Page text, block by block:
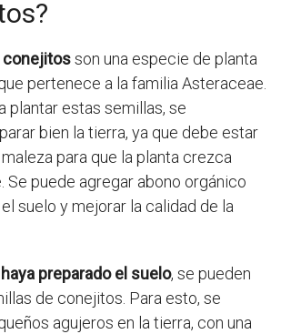
conejitosson una especie de planta
pertenece a la familia Asteraceae.
plantar estas semillas, se
bien la tierra, ya que debe estar
para que la planta crezca
Se puede agregar abono orgánico
suelo y mejorar la calidad de la
preparado el suelo, se pueden
de conejitos. Para esto, se
agujeros en la tierra, con una